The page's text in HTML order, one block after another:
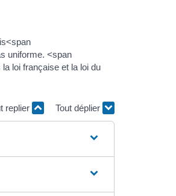
uniforme. <span
loi française et la loi du
replier Tout déplier